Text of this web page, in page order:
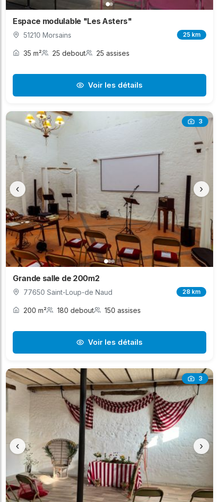
Espace modulable "Les Asters"
51210 Morsains 25 km
35 m² 25 debout 25 assises
Voir les détails
3
‹ ›
Grande salle de 200m2
77650 Saint-Loup-de Naud 28 km
200 m² 180 debout 150 assises
Voir les détails
3
‹ ›